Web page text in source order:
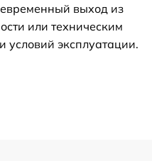
выход из
или техническим
эксплуатации.